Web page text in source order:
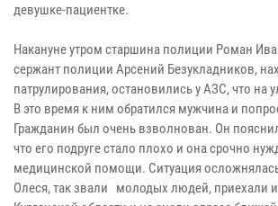
девушке-пациентке.
Накануне утром старшина полиции Роман
сержант полиции Арсений Безукладников,
патрулирования, остановились у АЗС, что на
В это время к ним обратился мужчина и
Гражданин был очень взволнован. Он
что его подруге стало плохо и она срочно
медицинской помощи. Ситуация
Олеся, так звали молодых людей, приехали